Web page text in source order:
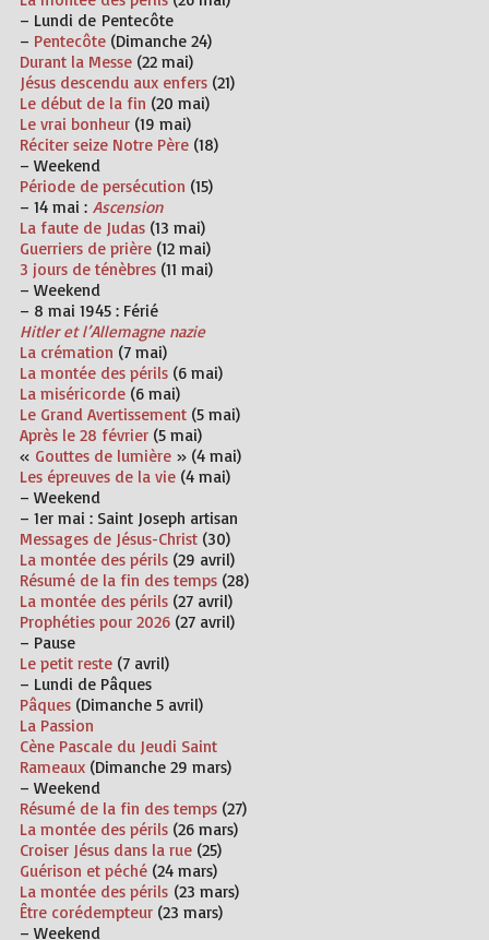
– Lundi de Pentecôte
– Pentecôte (Dimanche 24)
Durant la Messe(22 mai)
Jésus descendu aux enfers(21)
Le début de la fin (20 mai)
Le vrai bonheur(19 mai)
Réciter seize Notre Père(18)
– Weekend
Période de persécution (15)
– 14 mai : Ascension
La faute de Judas(13 mai)
Guerriers de prière(12 mai)
3 jours de ténèbres(11 mai)
– Weekend
– 8 mai 1945 : Férié
Hitler et l’Allemagne nazie
La crémation (7 mai)
La montée des périls(6 mai)
La miséricorde(6 mai)
Le Grand Avertissement(5 mai)
Après le 28 février(5 mai)
« Gouttes de lumière» (4 mai)
Les épreuves de la vie(4 mai)
– Weekend
– 1er mai : Saint Joseph artisan
Messages de Jésus-Christ(30)
La montée des périls(29 avril)
Résumé de la fin des temps(28)
La montée des périls(27 avril)
Prophéties pour 2026(27 avril)
– Pause
Le petit reste(7 avril)
– Lundi de Pâques
Pâques (Dimanche 5 avril)
La Passion
Cène Pascale du Jeudi Saint
Rameaux(Dimanche 29 mars)
– Weekend
Résumé de la fin des temps(27)
La montée des périls(26 mars)
Croiser Jésus dans la rue(25)
Guérison et péché(24 mars)
La montée des périls(23 mars)
Être corédempteur(23 mars)
– Weekend